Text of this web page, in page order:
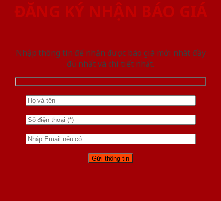
ĐĂNG KÝ NHẬN BÁO GIÁ
Nhập thông tin để nhận được báo giá mới nhât đầy
đủ nhất và chi tiết nhất.